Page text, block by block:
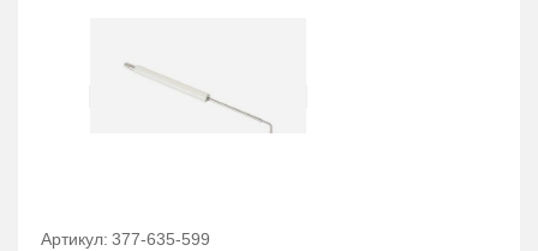
Артикул: 377-635-599